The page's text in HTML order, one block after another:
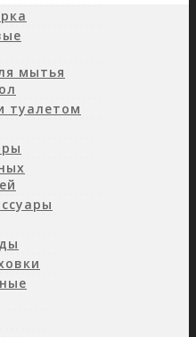
мытья
туалетом